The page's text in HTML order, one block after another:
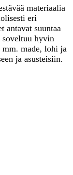
materiaalia
eri
antavat suuntaa
hyvin
mm. made, lohi ja
ja asusteisiin.